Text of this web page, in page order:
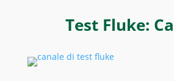
Test Fluke: